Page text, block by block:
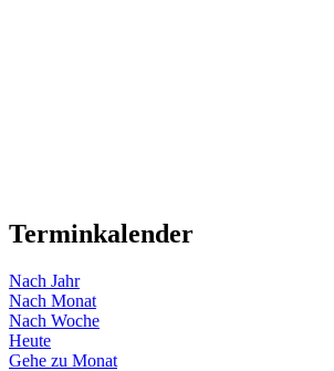
Terminkalender
Nach Jahr
Nach Monat
Nach Woche
Heute
Gehe zu Monat